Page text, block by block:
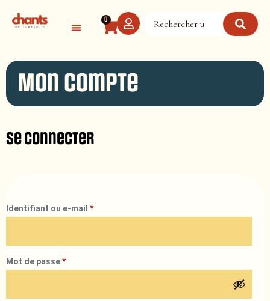
0
Mon compte
Se connecter
Identifiant ou e-mail *
Mot de passe*